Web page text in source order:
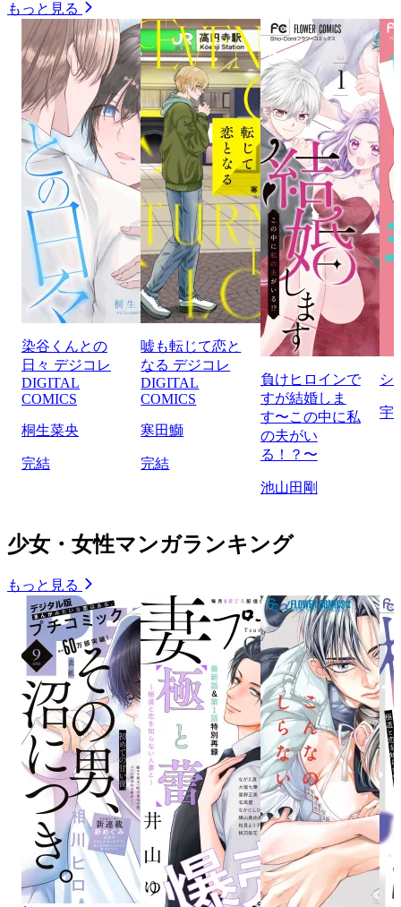
もっと見る
染谷くんとの
日々 デジコレ
DIGITAL
COMICS
桐生菜央
完結
嘘も転じて恋と
なる デジコレ
DIGITAL
COMICS
寒田鰤
完結
負けヒロインで
すが結婚しま
す〜この中に私
の夫がい
る！？〜
池山田剛
シ
宇
少女・女性マンガランキング
もっと見る